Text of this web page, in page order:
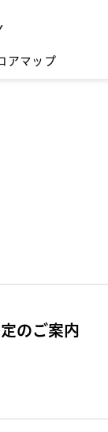
アマップ
のご案内